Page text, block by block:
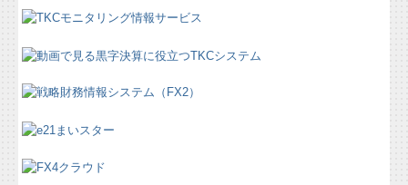
お問合せ
個人情報保護方針
業務案内
FAQ